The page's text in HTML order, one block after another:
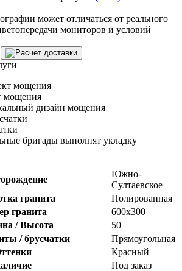
может отличаться от реального
мониторов и условий
мощения
дизайн мощения
бригады выполнят укладку
Южно-
Султаевское
гранита
Полированная
гранита
600х300
/ Высота
50
/ брусчатки
Прямоугольная
Красный
Под заказ